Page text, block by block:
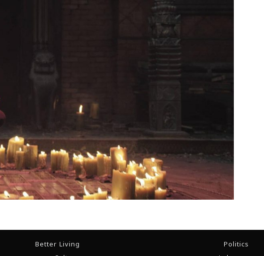
Politics
Better Living